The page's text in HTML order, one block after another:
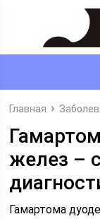
Главная
желез –
Гамартома